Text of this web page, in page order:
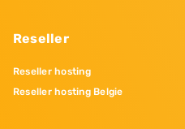
Reseller
Reseller hosting
Reseller hosting Belgie